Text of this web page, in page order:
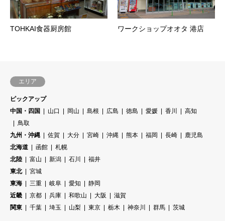
TOHKAI食器厨房館 ワークショップオオタ 港店
エリア
ピックアップ
中国・四国
山口 岡山 島根 広島 徳島 愛媛 香川
高知
鳥取
九州・沖縄
佐賀 大分 宮崎 沖縄 熊本 福岡 長崎
鹿児島
北海道
函館
札幌
北陸
富山 新潟 石川
福井
東北
宮城
東海
三重 岐阜 愛知
静岡
近畿
京都 兵庫 和歌山 大阪
滋賀
関東
千葉 埼玉 山梨 東京 栃木 神奈川 群馬 茨城